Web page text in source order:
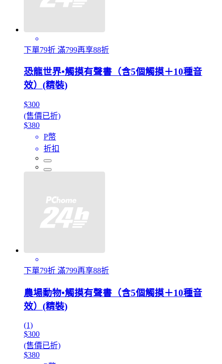
下單79折 滿799再享88折
恐龍世界•觸摸有聲書（含5個觸摸＋10種音
效）(精裝)
$300
(售價已折)
$380
P幣
折扣
下單79折 滿799再享88折
農場動物•觸摸有聲書（含5個觸摸＋10種音
效）(精裝)
(1)
$300
(售價已折)
$380